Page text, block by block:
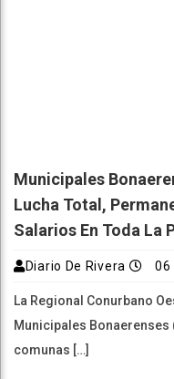
Municipales
Lucha Total,
Salarios En Toda La
Diario De Rivera 06
La Regional Conurbano
Municipales Bonaerenses
comunas […]